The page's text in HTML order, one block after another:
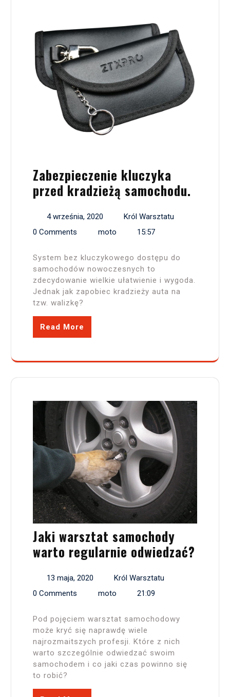
Zabezpieczenie kluczyka
przed kradzieżą samochodu.
4 września, 2020
Król Warsztatu
0 Comments
moto 15:57
System bez kluczykowego dostępu do
samochodów nowoczesnych to
zdecydowanie wielkie ułatwienie i wygoda.
Jednak jak zapobiec kradzieży auta na
tzw. walizkę?
Read More
Jaki warsztat samochody
warto regularnie odwiedzać?
13 maja, 2020
Król Warsztatu
0 Comments
moto 21:09
Pod pojęciem warsztat samochodowy
może kryć się naprawdę wiele
najrozmaitszych profesji. Które z nich
warto szczególnie odwiedzać swoim
samochodem i co jaki czas powinno się
to robić?